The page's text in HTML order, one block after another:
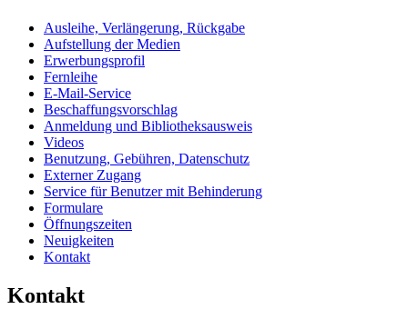
Ausleihe, Verlängerung, Rückgabe
Aufstellung der Medien
Erwerbungsprofil
Fernleihe
E-Mail-Service
Beschaffungsvorschlag
Anmeldung und Bibliotheksausweis
Videos
Benutzung, Gebühren, Datenschutz
Externer Zugang
Service für Benutzer mit Behinderung
Formulare
Öffnungszeiten
Neuigkeiten
Kontakt
Kontakt